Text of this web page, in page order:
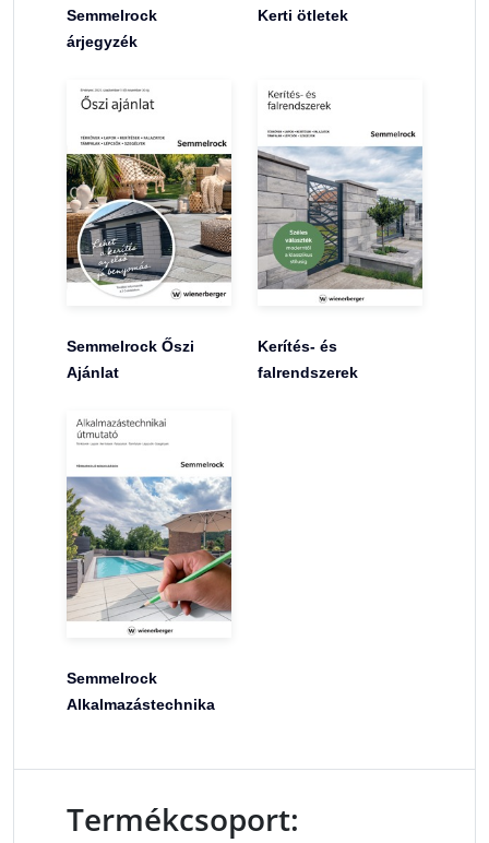
Semmelrock
árjegyzék
Kerti ötletek
Semmelrock Őszi
Ajánlat
Kerítés- és
falrendszerek
Semmelrock
Alkalmazástechnika
Termékcsoport: